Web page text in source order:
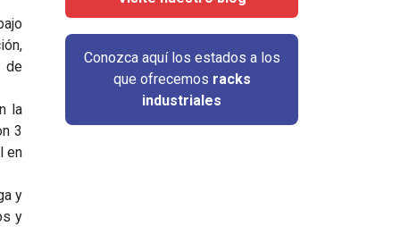
de
la
3
en
y
y
Conozca aquí los estados a los
que ofrecemos racks
industriales